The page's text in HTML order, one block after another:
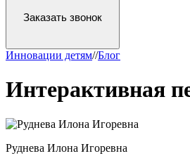
Заказать звонок
Инновации детям//Блог
Интерактивная
Руднева Илона Игоревна